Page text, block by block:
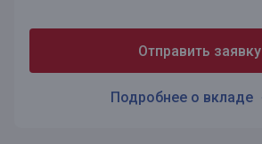
Отправить заявку
Подробнее о вкладе